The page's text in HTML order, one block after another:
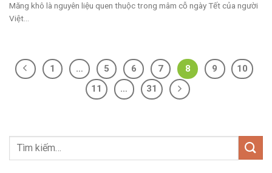
Măng khô là nguyên liệu quen thuộc trong mâm cỗ ngày Tết của người
Việt...
1 … 5 6 7 8 9
10
11
… 31